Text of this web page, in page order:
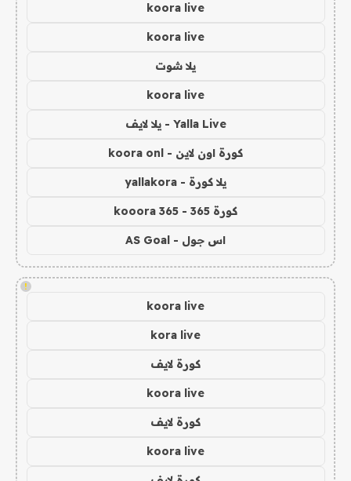
koora live
koora live
يلا شوت
koora live
Yalla Live - يلا لايف
كورة اون لاين - koora onl
يلا كورة - yallakora
كورة 365 - kooora 365
اس جول - AS Goal
!
koora live
kora live
كورة لايف
koora live
كورة لايف
koora live